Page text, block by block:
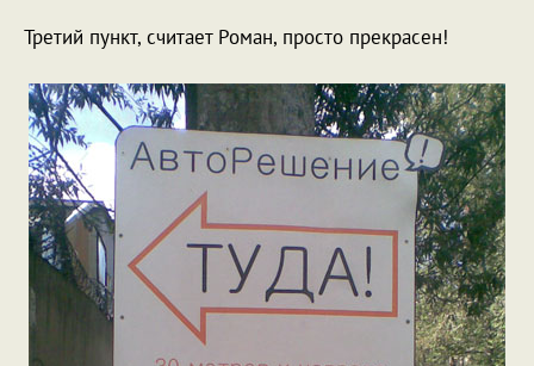
Третий пункт, считает Роман, просто прекрасен!